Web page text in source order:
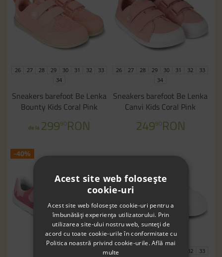
26 27 28 29 30 31 32
33
34
Sneakers barefoot Be Lenka
Bounty Kids Coral Pink
de la 29990RON
26 27 28 29 30 31 32
33
34
Sneakers barefoot Be Lenka
Canvi Kids Coral Pink
24990RON
-40%
26 32
33
Acest site web folosește
cookie-uri
Acest site web folosește cookie-uri pentru a
îmbunătăți experiența utilizatorului. Prin
utilizarea site-ului nostru web, sunteți de
acord cu toate cookie-urile în conformitate cu
Politica noastră privind cookie-urile.Află mai
multe